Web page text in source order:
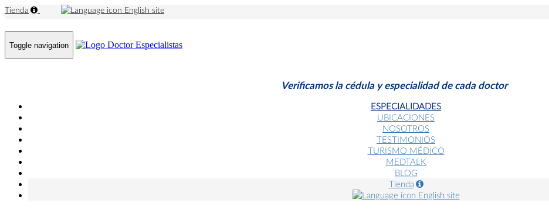
Tienda English site
Toggle navigation
Verificamos la cédula y especialidad de cada doctor
ESPECIALIDADES
UBICACIONES
NOSOTROS
TESTIMONIOS
TURISMO MÉDICO
MEDTALK
BLOG
Tienda
English site